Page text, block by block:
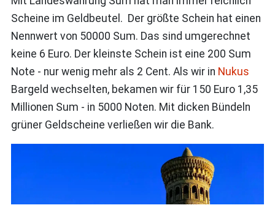
Scheine im Geldbeutel. Der größte Schein hat einen
Nennwert von 50000 Sum. Das sind umgerechnet
keine 6 Euro. Der kleinste Schein ist eine 200 Sum
Note - nur wenig mehr als 2 Cent. Als wir in Nukus
Bargeld wechselten, bekamen wir für 150 Euro 1,35
Millionen Sum - in 5000 Noten. Mit dicken Bündeln
grüner Geldscheine verließen wir die Bank.